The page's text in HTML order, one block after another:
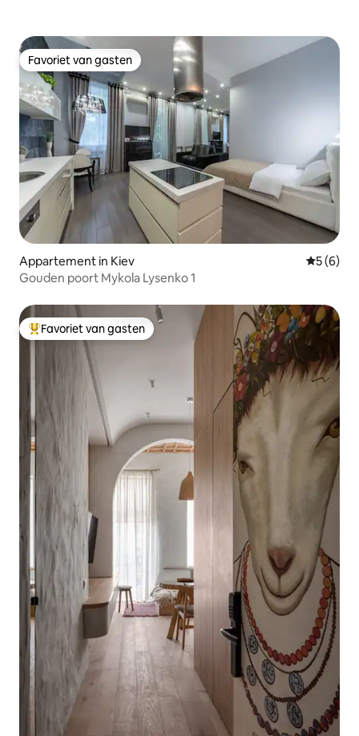
Favoriet van gasten
Favoriet van gasten
Appartement in Kiev
5 (6)
Gouden poort Mykola Lysenko 1
Topfavoriet van gasten
Favoriet van gasten